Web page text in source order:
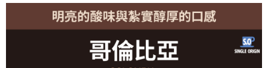
易，需依本服務之必要範圍內提供個人資料，並將交易相關給付款項請求債
權轉讓予恩沛科技股份有限公司。
２．關於個人資料處理事宜，請瀏覽以下網址：
https://aftee.tw/terms/#terms3
３．未成年的使用者請事先徵得法定代理人或監護人之同意方可使用
「AFTEE先享後付」，若未經同意申辦者引起之損失，本公司不負相關責